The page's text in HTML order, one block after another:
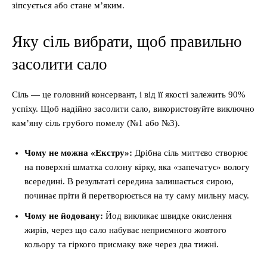
зіпсується або стане м’яким.
Яку сіль вибрати, щоб правильно
засолити сало
Сіль — це головний консервант, і від її якості залежить 90%
успіху. Щоб надійно засолити сало, використовуйте виключно
кам’яну сіль грубого помелу (№1 або №3).
Чому не можна «Екстру»: Дрібна сіль миттєво створює
на поверхні шматка солону кірку, яка «запечатує» вологу
всередині. В результаті середина залишається сирою,
починає пріти й перетворюється на ту саму мильну масу.
Чому не йодовану: Йод викликає швидке окислення
жирів, через що сало набуває неприємного жовтого
кольору та гіркого присмаку вже через два тижні.